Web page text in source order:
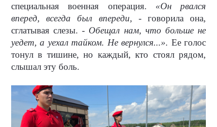
специальная военная операция. «Он рвался
вперед, всегда был впереди, - говорила она,
сглатывая слезы. - Обещал нам, что больше не
уедет, а уехал тайком. Не вернулся...». Ее голос
тонул в тишине, но каждый, кто стоял рядом,
слышал эту боль.